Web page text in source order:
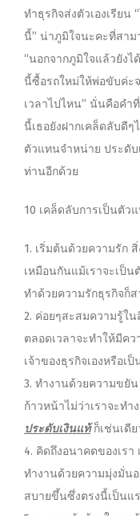
ทำธุรกิจส่งตัวเองเรียน
นี้” น่าภูมิใจนะคะที่สาม
“นอกจากภูมิใจแล้วยัง
นี้ซื้อรถใหม่ให้พ่อขับค่ะ
เวลาไปไหน” นั่นคือคำ
นี้เธอยังฝากเคล็ดลับดี
ตัวแทนจำหน่าย ประดับ
ท่านอีกด้วย
10 เคล็ดลับการเป็นตัว
1. เริ่มต้นด้วยความรัก
เหมือนกันแม้เราจะเป็
ทำด้วยความรักธุรกิจก็ส
2. ค่อยๆสะสมความรู้ใ
ตลอดเวลาจะทำให้มีค
เจ้าของธุรกิจเองหรือเ
3. ทำงานด้วยความขยั
ก้าวหน้าไม่ว่าเราจะทำ
ประดับเงินแท้ก็เช่นเดี
4. คิดถึงอนาคตของเรา
ทำงานด้วยความมุ่งมั่น
สบายขึ้นซึ่งตรงนี้เป็นแ